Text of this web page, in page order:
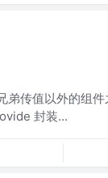
弟传值以外的组
封装...